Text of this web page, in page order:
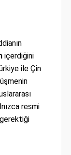
içerdiğini
ile Çin
resmi
gerektiği